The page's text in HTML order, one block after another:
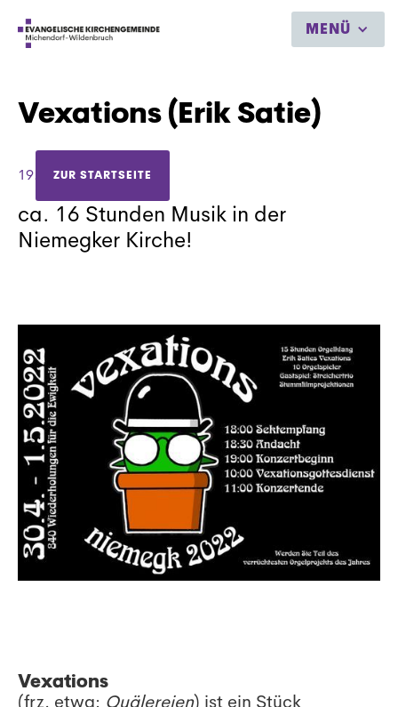
MENÜ
ZUR STARTSEITE
Vexations (Erik Satie)
19.4.2022
ca. 16 Stunden Musik in der
Niemegker Kirche!
Vexations
(frz. etwa: Quälereien) ist ein Stück